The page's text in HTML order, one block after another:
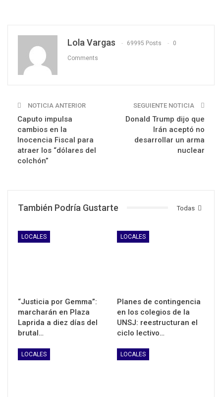
Lola Vargas 69995 Posts 0
Comments
NOTICIA ANTERIOR
Caputo impulsa
cambios en la
Inocencia Fiscal para
atraer los “dólares del
colchón”
SEGUIENTE NOTICIA
Donald Trump dijo que
Irán aceptó no
desarrollar un arma
nuclear
Todas
También Podría Gustarte
LOCALES
“Justicia por Gemma”:
marcharán en Plaza
Laprida a diez días del
brutal…
LOCALES
Planes de contingencia
en los colegios de la
UNSJ: reestructuran el
ciclo lectivo…
LOCALES LOCALES